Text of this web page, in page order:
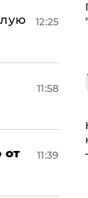
12:25
11:58
от
11:39